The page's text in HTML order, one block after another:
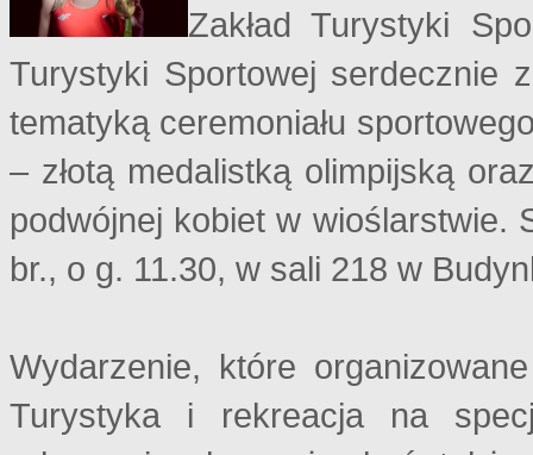
Zakład Turystyki
Turystyki Sportowej serdecznie
tematyką ceremoniału
– złotą medalistką olimpijską
podwójnej kobiet w wioślarstwie.
br., o g. 11.30, w sali 218 w
Wydarzenie, które
Turystyka i rekreacja na